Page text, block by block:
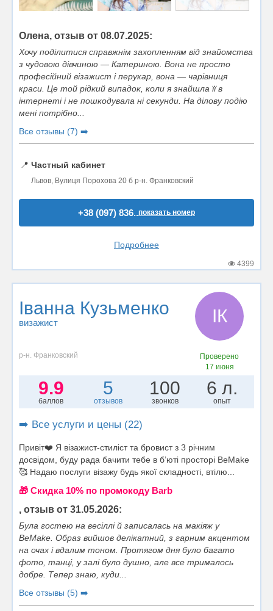
Олена, отзыв от 08.07.2025:
Хочу поділитися справжнім захопленням від знайомства
з чудовою дівчиною — Катериною. Вона не просто
професійний візажист і перукар, вона — чарівниця
краси. Це той рідкий випадок, коли я знайшла її в
інтернеті і не пошкодувала ні секунди. На ділову подію
мені потрібно...
Все отзывы (7) ➡️
📍 Частный кабинет
Львов, Вулиця Порохова 20 б р-н. Франковский
+38 (097) 836..показать номер
Подробнее
4399
Іванна Кузьменко
визажист ІК
р-н. Франковский
Проверено
17 июня
9.9
баллов
5
отзывов
100
звонков
6 л.
опыт
➡️ Все услуги и цены (22)
Привіт❤️ Я візажист-стиліст та бровист з 3 річним
досвідом, буду рада бачити тебе в бʼюті просторі BeMake
🥰 Надаю послуги візажу будь якої складності, втілю...
🎁 Cкидка 10% по промокоду Barb
, отзыв от 31.05.2026:
Була гостею на весіллі й записалась на макіяж у
BeMake. Образ вийшов делікатний, з гарним акцентом
на очах і вдалим тоном. Протягом дня було багато
фото, танці, у залі було душно, але все трималось
добре. Тепер знаю, куди...
Все отзывы (5) ➡️